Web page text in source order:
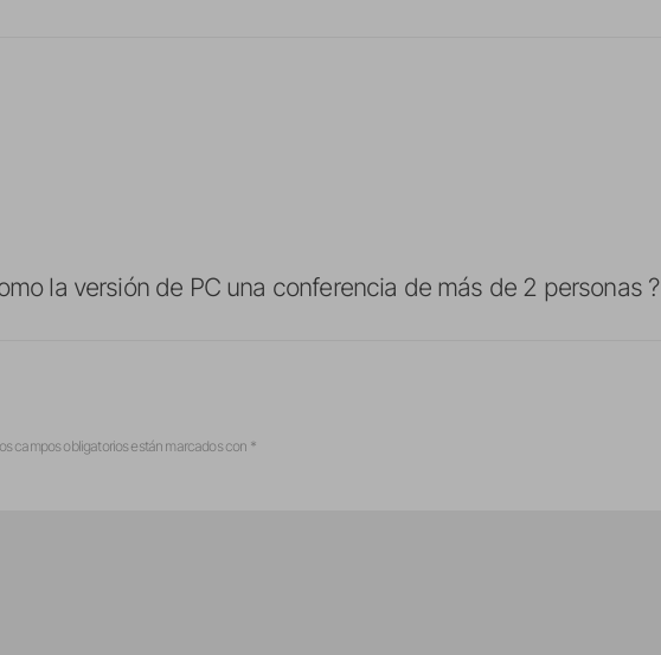
la versión de PC una conferencia de más de 2 personas ?
campos obligatorios están marcados con *